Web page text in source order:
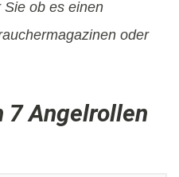
ob es einen
oder
7 Angelrollen